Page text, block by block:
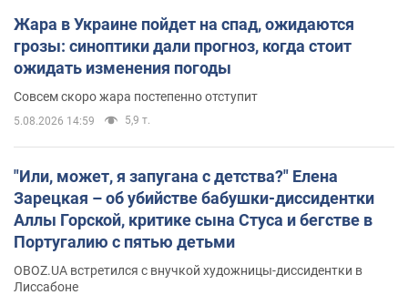
Жара в Украине пойдет на спад, ожидаются
грозы: синоптики дали прогноз, когда стоит
ожидать изменения погоды
Совсем скоро жара постепенно отступит
5.08.2026 14:59 5,9 т.
"Или, может, я запугана с детства?" Елена
Зарецкая – об убийстве бабушки-диссидентки
Аллы Горской, критике сына Стуса и бегстве в
Португалию с пятью детьми
OBOZ.UA встретился с внучкой художницы-диссидентки в
Лиссабоне